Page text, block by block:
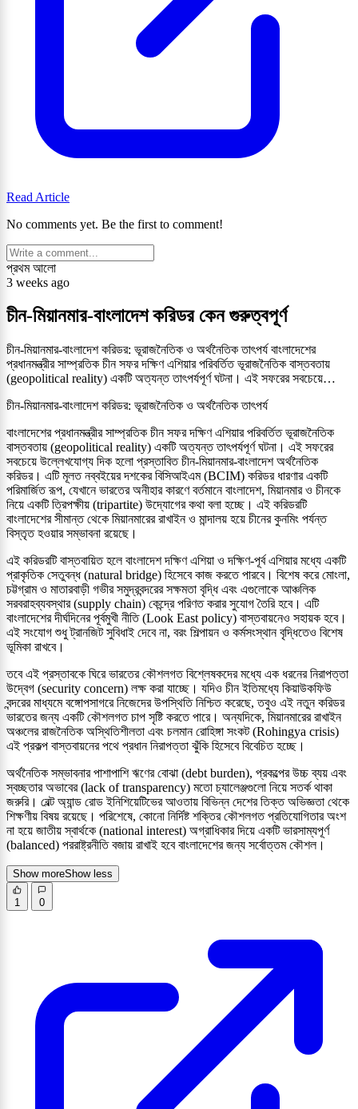
Read Article
No comments yet. Be the first to comment!
প্রথম আলো
3 weeks ago
চীন-মিয়ানমার-বাংলাদেশ করিডর কেন গুরুত্বপূর্ণ
চীন-মিয়ানমার-বাংলাদেশ করিডর: ভূরাজনৈতিক ও অর্থনৈতিক তাৎপর্য বাংলাদেশের
প্রধানমন্ত্রীর সাম্প্রতিক চীন সফর দক্ষিণ এশিয়ার পরিবর্তিত ভূরাজনৈতিক বাস্তবতায়
(geopolitical reality) একটি অত্যন্ত তাৎপর্যপূর্ণ ঘটনা। এই সফরের সবচেয়ে…
চীন-মিয়ানমার-বাংলাদেশ করিডর: ভূরাজনৈতিক ও অর্থনৈতিক তাৎপর্য
বাংলাদেশের প্রধানমন্ত্রীর সাম্প্রতিক চীন সফর দক্ষিণ এশিয়ার পরিবর্তিত ভূরাজনৈতিক
বাস্তবতায় (geopolitical reality) একটি অত্যন্ত তাৎপর্যপূর্ণ ঘটনা। এই সফরের
সবচেয়ে উল্লেখযোগ্য দিক হলো প্রস্তাবিত চীন-মিয়ানমার-বাংলাদেশ অর্থনৈতিক
করিডর। এটি মূলত নব্বইয়ের দশকের বিসিআইএম (BCIM) করিডর ধারণার একটি
পরিমার্জিত রূপ, যেখানে ভারতের অনীহার কারণে বর্তমানে বাংলাদেশ, মিয়ানমার ও চীনকে
নিয়ে একটি ত্রিপক্ষীয় (tripartite) উদ্যোগের কথা বলা হচ্ছে। এই করিডরটি
বাংলাদেশের সীমান্ত থেকে মিয়ানমারের রাখাইন ও মান্দালয় হয়ে চীনের কুনমিং পর্যন্ত
বিস্তৃত হওয়ার সম্ভাবনা রয়েছে।
এই করিডরটি বাস্তবায়িত হলে বাংলাদেশ দক্ষিণ এশিয়া ও দক্ষিণ-পূর্ব এশিয়ার মধ্যে একটি
প্রাকৃতিক সেতুবন্ধ (natural bridge) হিসেবে কাজ করতে পারবে। বিশেষ করে মোংলা,
চট্টগ্রাম ও মাতারবাড়ী গভীর সমুদ্রবন্দরের সক্ষমতা বৃদ্ধি এবং এগুলোকে আঞ্চলিক
সরবরাহব্যবস্থার (supply chain) কেন্দ্রে পরিণত করার সুযোগ তৈরি হবে। এটি
বাংলাদেশের দীর্ঘদিনের পূর্বমুখী নীতি (Look East policy) বাস্তবায়নেও সহায়ক হবে।
এই সংযোগ শুধু ট্রানজিট সুবিধাই দেবে না, বরং শিল্পায়ন ও কর্মসংস্থান বৃদ্ধিতেও বিশেষ
ভূমিকা রাখবে।
তবে এই প্রস্তাবকে ঘিরে ভারতের কৌশলগত বিশ্লেষকদের মধ্যে এক ধরনের নিরাপত্তা
উদ্বেগ (security concern) লক্ষ করা যাচ্ছে। যদিও চীন ইতিমধ্যে কিয়াউকফিউ
বন্দরের মাধ্যমে বঙ্গোপসাগরে নিজেদের উপস্থিতি নিশ্চিত করেছে, তবুও এই নতুন করিডর
ভারতের জন্য একটি কৌশলগত চাপ সৃষ্টি করতে পারে। অন্যদিকে, মিয়ানমারের রাখাইন
অঞ্চলের রাজনৈতিক অস্থিতিশীলতা এবং চলমান রোহিঙ্গা সংকট (Rohingya crisis)
এই প্রকল্প বাস্তবায়নের পথে প্রধান নিরাপত্তা ঝুঁকি হিসেবে বিবেচিত হচ্ছে।
অর্থনৈতিক সম্ভাবনার পাশাপাশি ঋণের বোঝা (debt burden), প্রকল্পের উচ্চ ব্যয় এবং
স্বচ্ছতার অভাবের (lack of transparency) মতো চ্যালেঞ্জগুলো নিয়ে সতর্ক থাকা
জরুরি। বেল্ট অ্যান্ড রোড ইনিশিয়েটিভের আওতায় বিভিন্ন দেশের তিক্ত অভিজ্ঞতা থেকে
শিক্ষণীয় বিষয় রয়েছে। পরিশেষে, কোনো নির্দিষ্ট শক্তির কৌশলগত প্রতিযোগিতার অংশ
না হয়ে জাতীয় স্বার্থকে (national interest) অগ্রাধিকার দিয়ে একটি ভারসাম্যপূর্ণ
(balanced) পররাষ্ট্রনীতি বজায় রাখাই হবে বাংলাদেশের জন্য সর্বোত্তম কৌশল।
Show moreShow less
1 0